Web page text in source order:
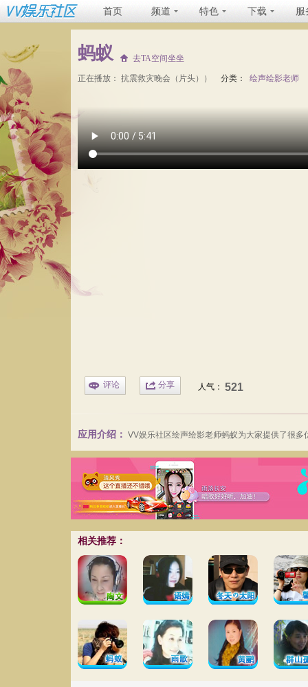
首页 频道 特色 下载 服
蚂蚁 去TA空间坐坐
正在播放： 抗震救灾晚会（片头）） 分类： 绘声绘影老师
评论 分享 人气： 521
应用介绍： VV娱乐社区绘声绘影老师蚂蚁为大家提供了很多
相关推荐：